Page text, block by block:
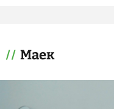
Маек